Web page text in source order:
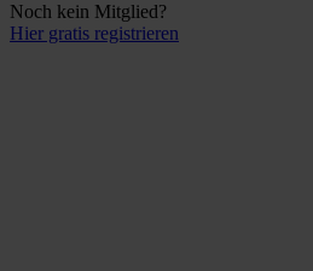
Noch kein Mitglied?
Hier gratis registrieren